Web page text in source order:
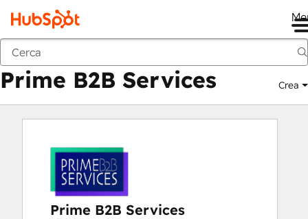
Marketplace
Prime B2B Services Crea
Prime B2B Services